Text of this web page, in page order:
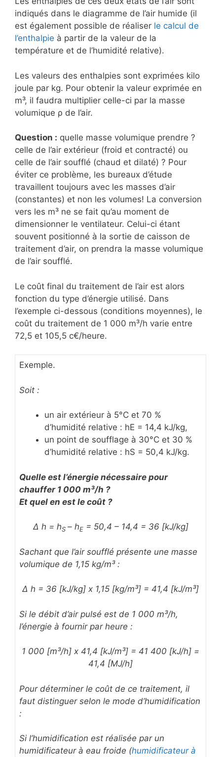
indiqués dans le diagramme de l’air humide (il
est également possible de réaliser le calcul de
l’enthalpie à partir de la valeur de la
température et de l’humidité relative).
Les valeurs des enthalpies sont exprimées kilo
joule par kg. Pour obtenir la valeur exprimée en
m³, il faudra multiplier celle-ci par la masse
volumique ρ de l’air.
Question : quelle masse volumique prendre ?
celle de l’air extérieur (froid et contracté) ou
celle de l’air soufflé (chaud et dilaté) ? Pour
éviter ce problème, les bureaux d’étude
travaillent toujours avec les masses d’air
(constantes) et non les volumes! La conversion
vers les m³ ne se fait qu’au moment de
dimensionner le ventilateur. Celui-ci étant
souvent positionné à la sortie de caisson de
traitement d’air, on prendra la masse volumique
de l’air soufflé.
Le coût final du traitement de l’air est alors
fonction du type d’énergie utilisé. Dans
l’exemple ci-dessous (conditions moyennes), le
coût du traitement de 1 000 m³/h varie entre
72,5 et 105,5 c€/heure.
Exemple.
Soit :
un air extérieur à 5°C et 70 %
d’humidité relative : hE = 14,4 kJ/kg,
un point de soufflage à 30°C et 30 %
d’humidité relative : hS = 50,4 kJ/kg.
Quelle est l’énergie nécessaire pour
chauffer 1 000 m³/h ?
Et quel en est le coût ?
Δ h = hS – hE= 50,4 – 14,4 = 36 [kJ/kg]
Sachant que l’air soufflé présente une masse
volumique de 1,15 kg/m³ :
Δ h = 36 [kJ/kg] x 1,15 [kg/m³] = 41,4 [kJ/m³]
Si le débit d’air pulsé est de 1 000 m³/h,
l’énergie à fournir par heure :
1 000 [m³/h] x 41,4 [kJ/m³] = 41 400 [kJ/h] =
41,4 [MJ/h]
Pour déterminer le coût de ce traitement, il
faut distinguer selon le mode d’humidification
:
Si l’humidification est réalisée par un
humidificateur à eau froide (humidificateur à